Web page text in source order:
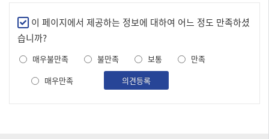
만
족
도
조
이 페이지에서 제공하는 정보에 대하여 어느 정도 만족하셨
습니까?
매우불만족 불만족 보통
만족
매우만족
의견등록